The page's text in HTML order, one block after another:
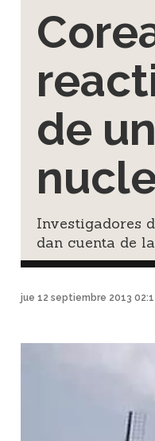
de
Investigadores
dan cuenta de
jue 12 septiembre 2013